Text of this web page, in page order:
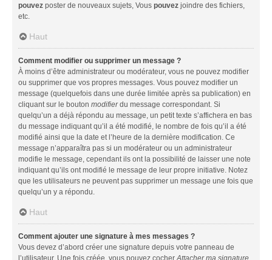
pouvez poster de nouveaux sujets, Vous pouvez joindre des fichiers,
etc.
Haut
Comment modifier ou supprimer un message ?
À moins d’être administrateur ou modérateur, vous ne pouvez modifier
ou supprimer que vos propres messages. Vous pouvez modifier un
message (quelquefois dans une durée limitée après sa publication) en
cliquant sur le bouton modifierdu message correspondant. Si
quelqu’un a déjà répondu au message, un petit texte s’affichera en bas
du message indiquant qu’il a été modifié, le nombre de fois qu’il a été
modifié ainsi que la date et l’heure de la dernière modification. Ce
message n’apparaîtra pas si un modérateur ou un administrateur
modifie le message, cependant ils ont la possibilité de laisser une note
indiquant qu’ils ont modifié le message de leur propre initiative. Notez
que les utilisateurs ne peuvent pas supprimer un message une fois que
quelqu’un y a répondu.
Haut
Comment ajouter une signature à mes messages ?
Vous devez d’abord créer une signature depuis votre panneau de
l’utilisateur. Une fois créée, vous pouvez cocher Attacher ma signature